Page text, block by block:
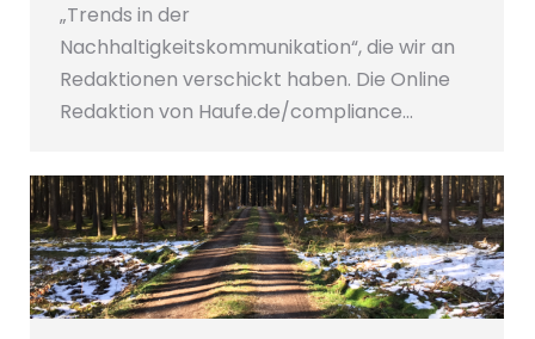
„Trends in der
Nachhaltigkeitskommunikation“, die wir an
Redaktionen verschickt haben. Die Online
Redaktion von Haufe.de/compliance…